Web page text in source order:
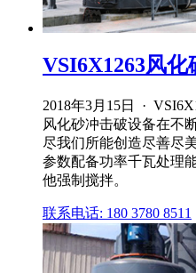
VSI6X1263风化
2018年3月15日 ·
风化砂冲击破设备在不
尽我们所能创造尽善尽
参数配备功率千瓦处理
他强制搅拌。
联系电话: 180 3780 8511